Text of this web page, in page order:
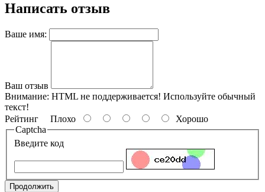
Написать отзыв
Ваше имя:
Ваш отзыв
Внимание: HTML не поддерживается! Используйте обычный
текст!
Рейтинг Плохо
Хорошо
Captcha
Введите код
Продолжить